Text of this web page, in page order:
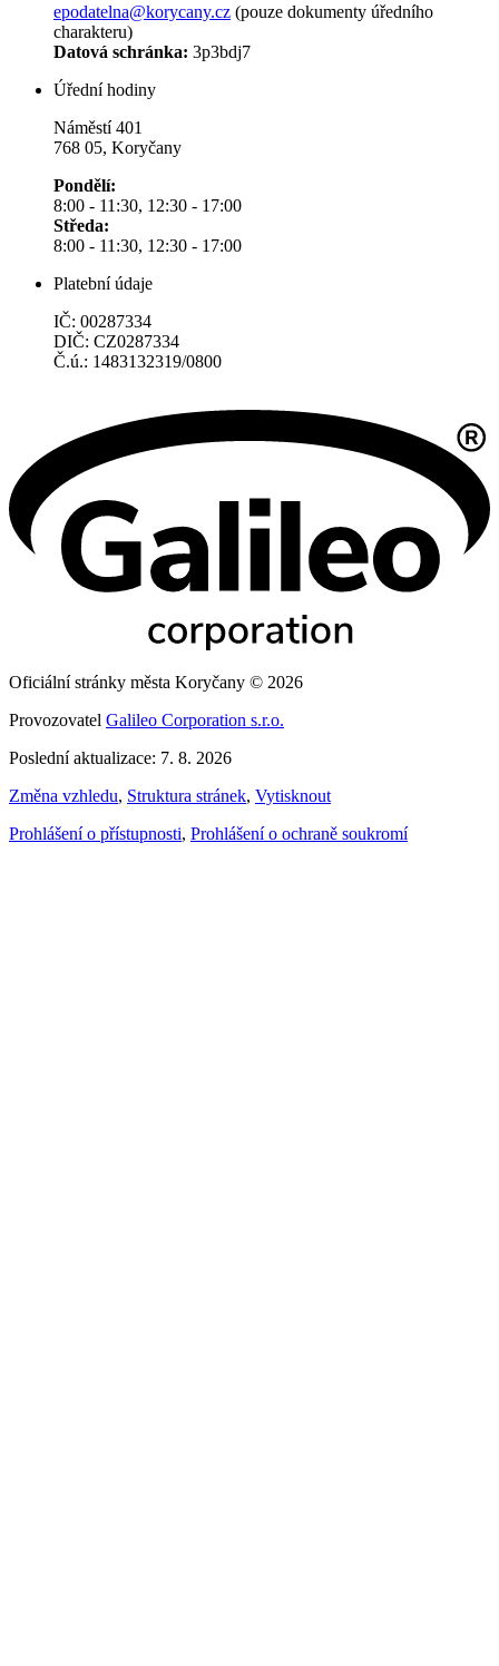
epodatelna@korycany.cz (pouze dokumenty úředního
charakteru)
Datová schránka: 3p3bdj7
Úřední hodiny
Náměstí 401
768 05, Koryčany
Pondělí:
8:00 - 11:30, 12:30 - 17:00
Středa:
8:00 - 11:30, 12:30 - 17:00
Platební údaje
IČ: 00287334
DIČ: CZ0287334
Č.ú.: 1483132319/0800
Oficiální stránky města Koryčany © 2026
Provozovatel Galileo Corporation s.r.o.
Poslední aktualizace: 7. 8. 2026
Změna vzhledu, Struktura stránek, Vytisknout
Prohlášení o přístupnosti, Prohlášení o ochraně soukromí